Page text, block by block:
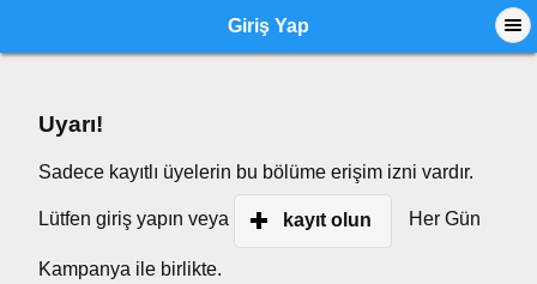
Giriş Yap
Uyarı!
Sadece kayıtlı üyelerin bu bölüme erişim izni vardır.
Lütfen giriş yapın veya kayıt olun Her Gün
Kampanya ile birlikte.